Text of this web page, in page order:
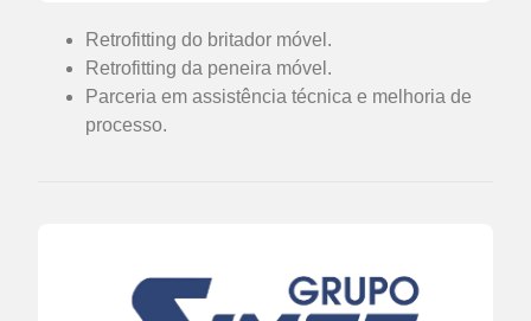
Retrofitting do britador móvel.
Retrofitting da peneira móvel.
Parceria em assistência técnica e melhoria de
processo.